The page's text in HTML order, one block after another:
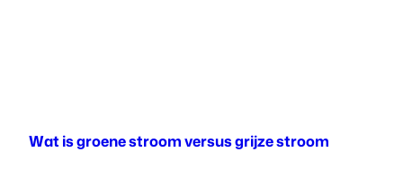
Wat is groene stroom versus grijze stroom